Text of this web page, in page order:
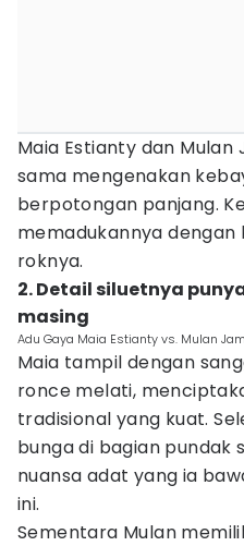
Maia Estianty dan
sama mengenakan
berpotongan panjang.
memadukannya dengan
roknya.
2. Detail siluetnya
masing
Adu Gaya Maia Estianty vs. Mulan
Maia tampil dengan
ronce melati,
tradisional yang kuat.
bunga di bagian pundak
nuansa adat yang ia
ini.
Sementara Mulan